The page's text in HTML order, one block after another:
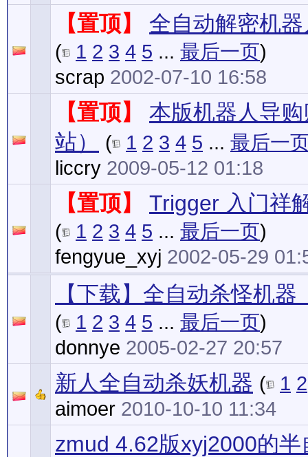
【置顶】 全自动解密机
( 1 2 3 4 5 ... 最后一页)
scrap 2002-07-10 16:58
【置顶】
本版机器人导
站）
( 1 2 3 4 5 ... 最后一
liccry 2009-05-12 01:18
【置顶】 Trigger 入门祥
( 1 2 3 4 5 ... 最后一页)
fengyue_xyj 2002-05-29
【下载】全自动杀怪机
( 1 2 3 4 5 ... 最后一页)
donnye 2005-02-27 20:57
新人全自动杀妖机器 ( 1 2
aimoer 2010-10-10 11:34
zmud 4.62版xyj2000的